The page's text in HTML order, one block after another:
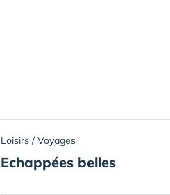
Loisirs / Voyages
Echappées belles